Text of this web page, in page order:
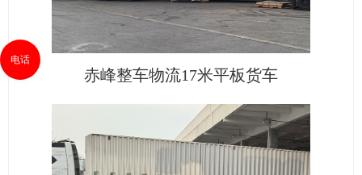
赤峰整车物流17米平板货车
电话